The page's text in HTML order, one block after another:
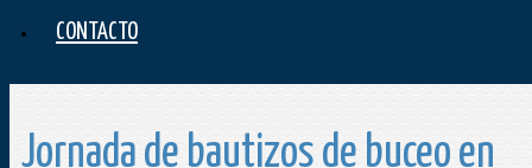
CONTACTO
Jornada de bautizos de buceo en